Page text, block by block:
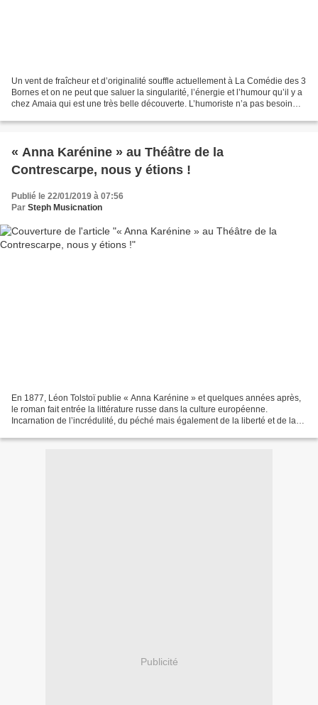
Un vent de fraîcheur et d’originalité souffle actuellement à La Comédie des 3
Bornes et on ne peut que saluer la singularité, l’énergie et l’humour qu’il y a
chez Amaia qui est une très belle découverte. L’humoriste n’a pas besoin
« Anna Karénine » au Théâtre de la
Contrescarpe, nous y étions !
Publié le 22/01/2019 à 07:56
Par Steph Musicnation
En 1877, Léon Tolstoï publie « Anna Karénine » et quelques années après,
le roman fait entrée la littérature russe dans la culture européenne.
Incarnation de l’incrédulité, du péché mais également de la liberté et de la
Publicité